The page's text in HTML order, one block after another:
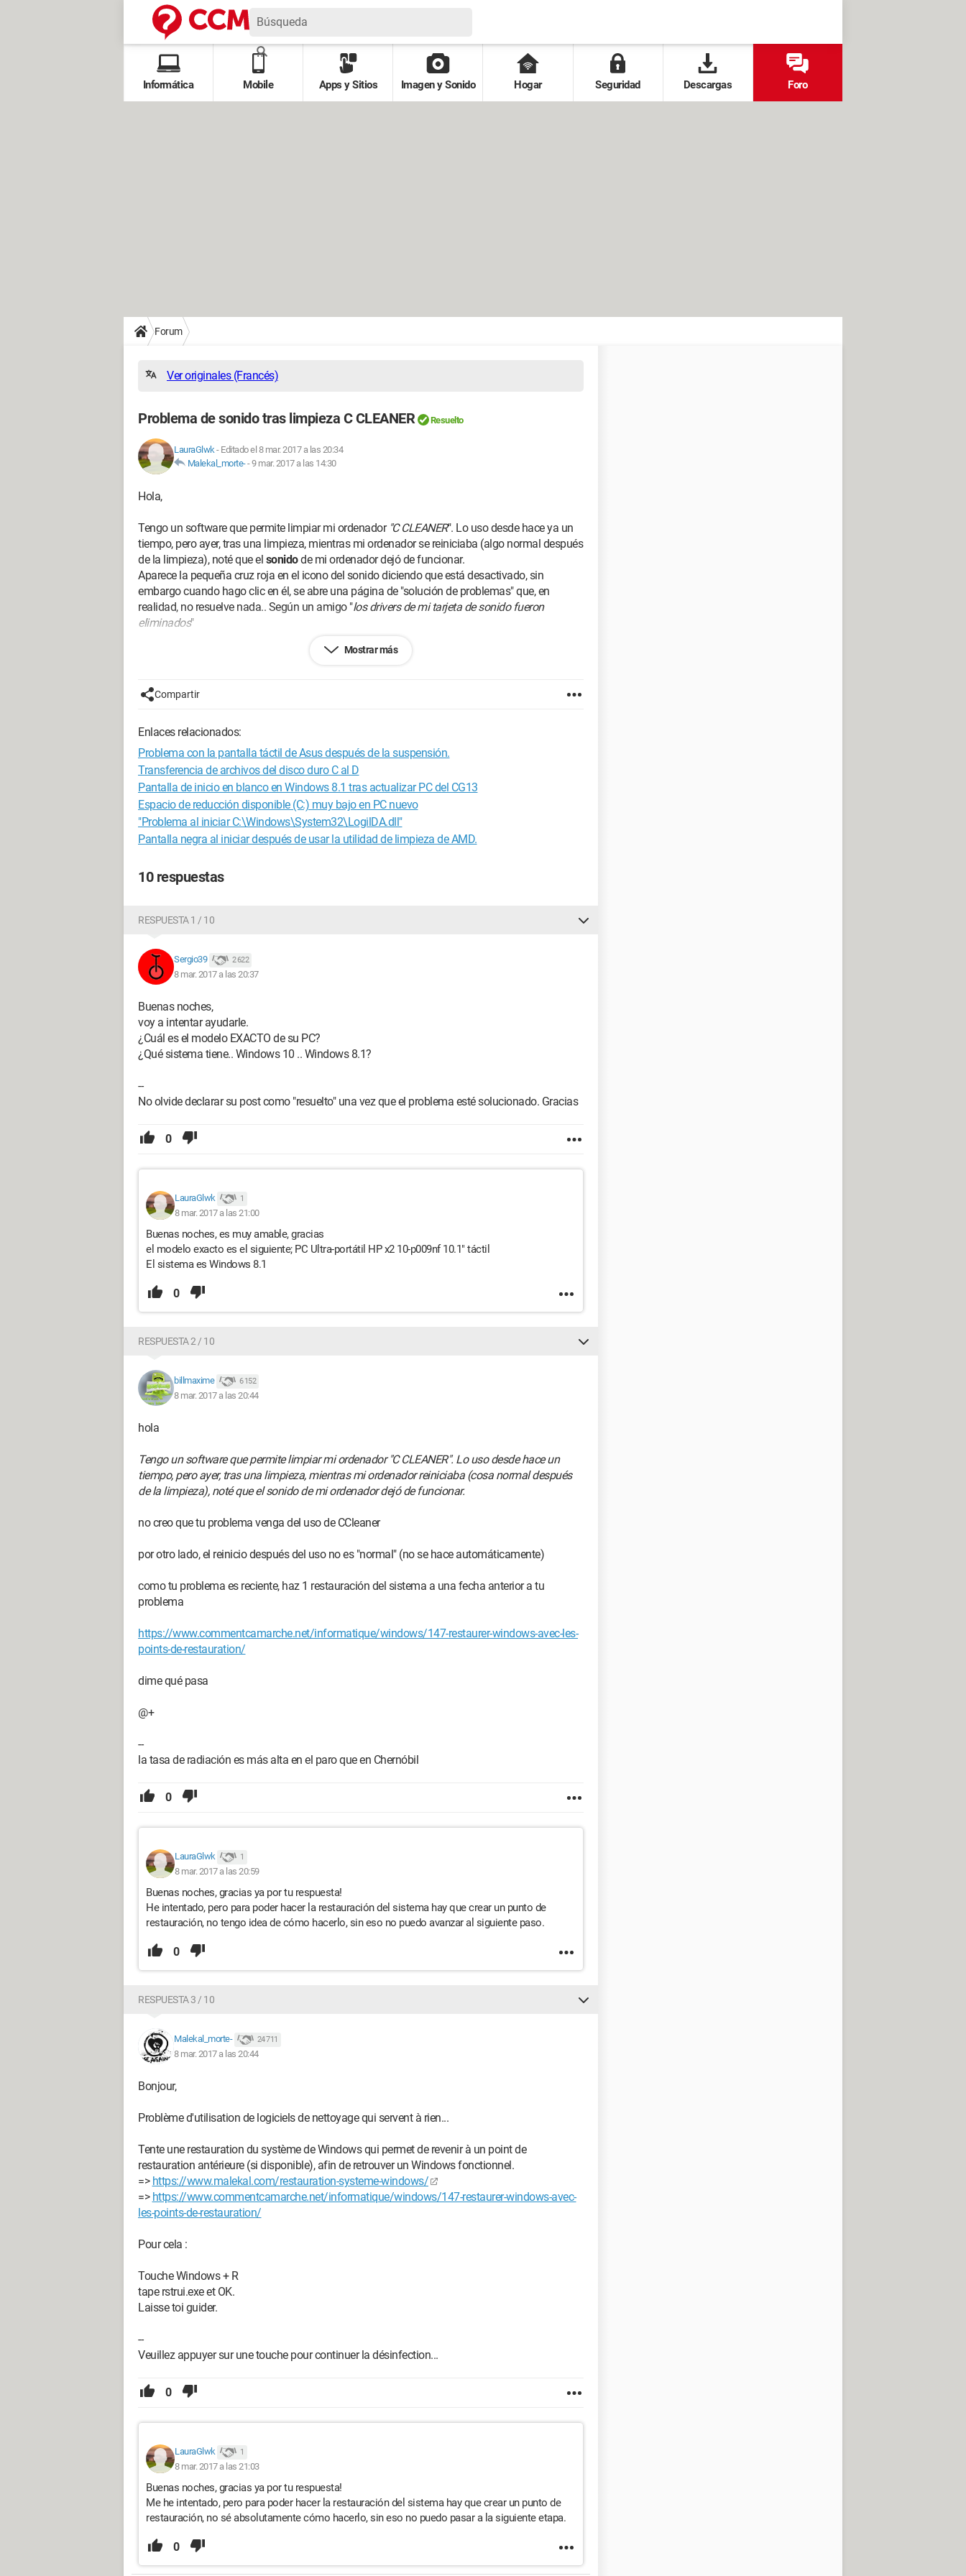
Informática Mobile Apps y Sitios Imagen y Sonido Hogar Seguridad Descargas Foro
Forum
Ver originales (Francés)
Problema de sonido tras limpieza C CLEANER Resuelto
LauraGlwk- Editado el 8 mar. 2017 a las 20:34
Malekal_morte--9 mar. 2017 a las 14:30
Hola,
Tengo un software que permite limpiar mi ordenador "C CLEANER". Lo uso desde hace ya un
tiempo, pero ayer, tras una limpieza, mientras mi ordenador se reiniciaba (algo normal después
de la limpieza), noté que el sonidode mi ordenador dejó de funcionar.
Aparece la pequeña cruz roja en el icono del sonido diciendo que está desactivado, sin
embargo cuando hago clic en él, se abre una página de "solución de problemas" que, en
realidad, no resuelve nada.. Según un amigo "los drivers de mi tarjeta de sonido fueron
eliminados"
Queda una chispa de esperanza, si alguien tuviera alguna solución se lo agradecería
Que tengas una dulce velada.
Mostrar más
Compartir
Enlaces relacionados:
Problema con la pantalla táctil de Asus después de la suspensión.
Transferencia de archivos del disco duro C al D
Pantalla de inicio en blanco en Windows 8.1 tras actualizar PC del CG13
Espacio de reducción disponible (C:) muy bajo en PC nuevo
"Problema al iniciar C:\Windows\System32\LogilDA.dll"
Pantalla negra al iniciar después de usar la utilidad de limpieza de AMD.
10 respuestas
RESPUESTA 1 / 10
Sergio39 2 622
8 mar. 2017 a las 20:37
Buenas noches,
voy a intentar ayudarle.
¿Cuál es el modelo EXACTO de su PC?
¿Qué sistema tiene.. Windows 10 .. Windows 8.1?
--
No olvide declarar su post como "resuelto" una vez que el problema esté solucionado. Gracias
0
LauraGlwk 1
8 mar. 2017 a las 21:00
Buenas noches, es muy amable, gracias
el modelo exacto es el siguiente; PC Ultra-portátil HP x2 10-p009nf 10.1" táctil
El sistema es Windows 8.1
0
RESPUESTA 2 / 10
billmaxime 6 152
8 mar. 2017 a las 20:44
hola
Tengo un software que permite limpiar mi ordenador "C CLEANER". Lo uso desde hace un
tiempo, pero ayer, tras una limpieza, mientras mi ordenador reiniciaba (cosa normal después
de la limpieza), noté que el sonido de mi ordenador dejó de funcionar.
no creo que tu problema venga del uso de CCleaner
por otro lado, el reinicio después del uso no es "normal" (no se hace automáticamente)
como tu problema es reciente, haz 1 restauración del sistema a una fecha anterior a tu
problema
https://www.commentcamarche.net/informatique/windows/147-restaurer-windows-avec-les-
points-de-restauration/
dime qué pasa
@+
--
la tasa de radiación es más alta en el paro que en Chernóbil
0
LauraGlwk 1
8 mar. 2017 a las 20:59
Buenas noches, gracias ya por tu respuesta!
He intentado, pero para poder hacer la restauración del sistema hay que crear un punto de
restauración, no tengo idea de cómo hacerlo, sin eso no puedo avanzar al siguiente paso.
0
RESPUESTA 3 / 10
Malekal_morte- 24 711
8 mar. 2017 a las 20:44
Bonjour,
Problème d'utilisation de logiciels de nettoyage qui servent à rien...
Tente une restauration du système de Windows qui permet de revenir à un point de
restauration antérieure (si disponible), afin de retrouver un Windows fonctionnel.
=> https://www.malekal.com/restauration-systeme-windows/
=> https://www.commentcamarche.net/informatique/windows/147-restaurer-windows-avec-
les-points-de-restauration/
Pour cela :
Touche Windows + R
tape rstrui.exe et OK.
Laisse toi guider.
--
Veuillez appuyer sur une touche pour continuer la désinfection...
0
LauraGlwk 1
8 mar. 2017 a las 21:03
Buenas noches, gracias ya por tu respuesta!
Me he intentado, pero para poder hacer la restauración del sistema hay que crear un punto de
restauración, no sé absolutamente cómo hacerlo, sin eso no puedo pasar a la siguiente etapa.
0